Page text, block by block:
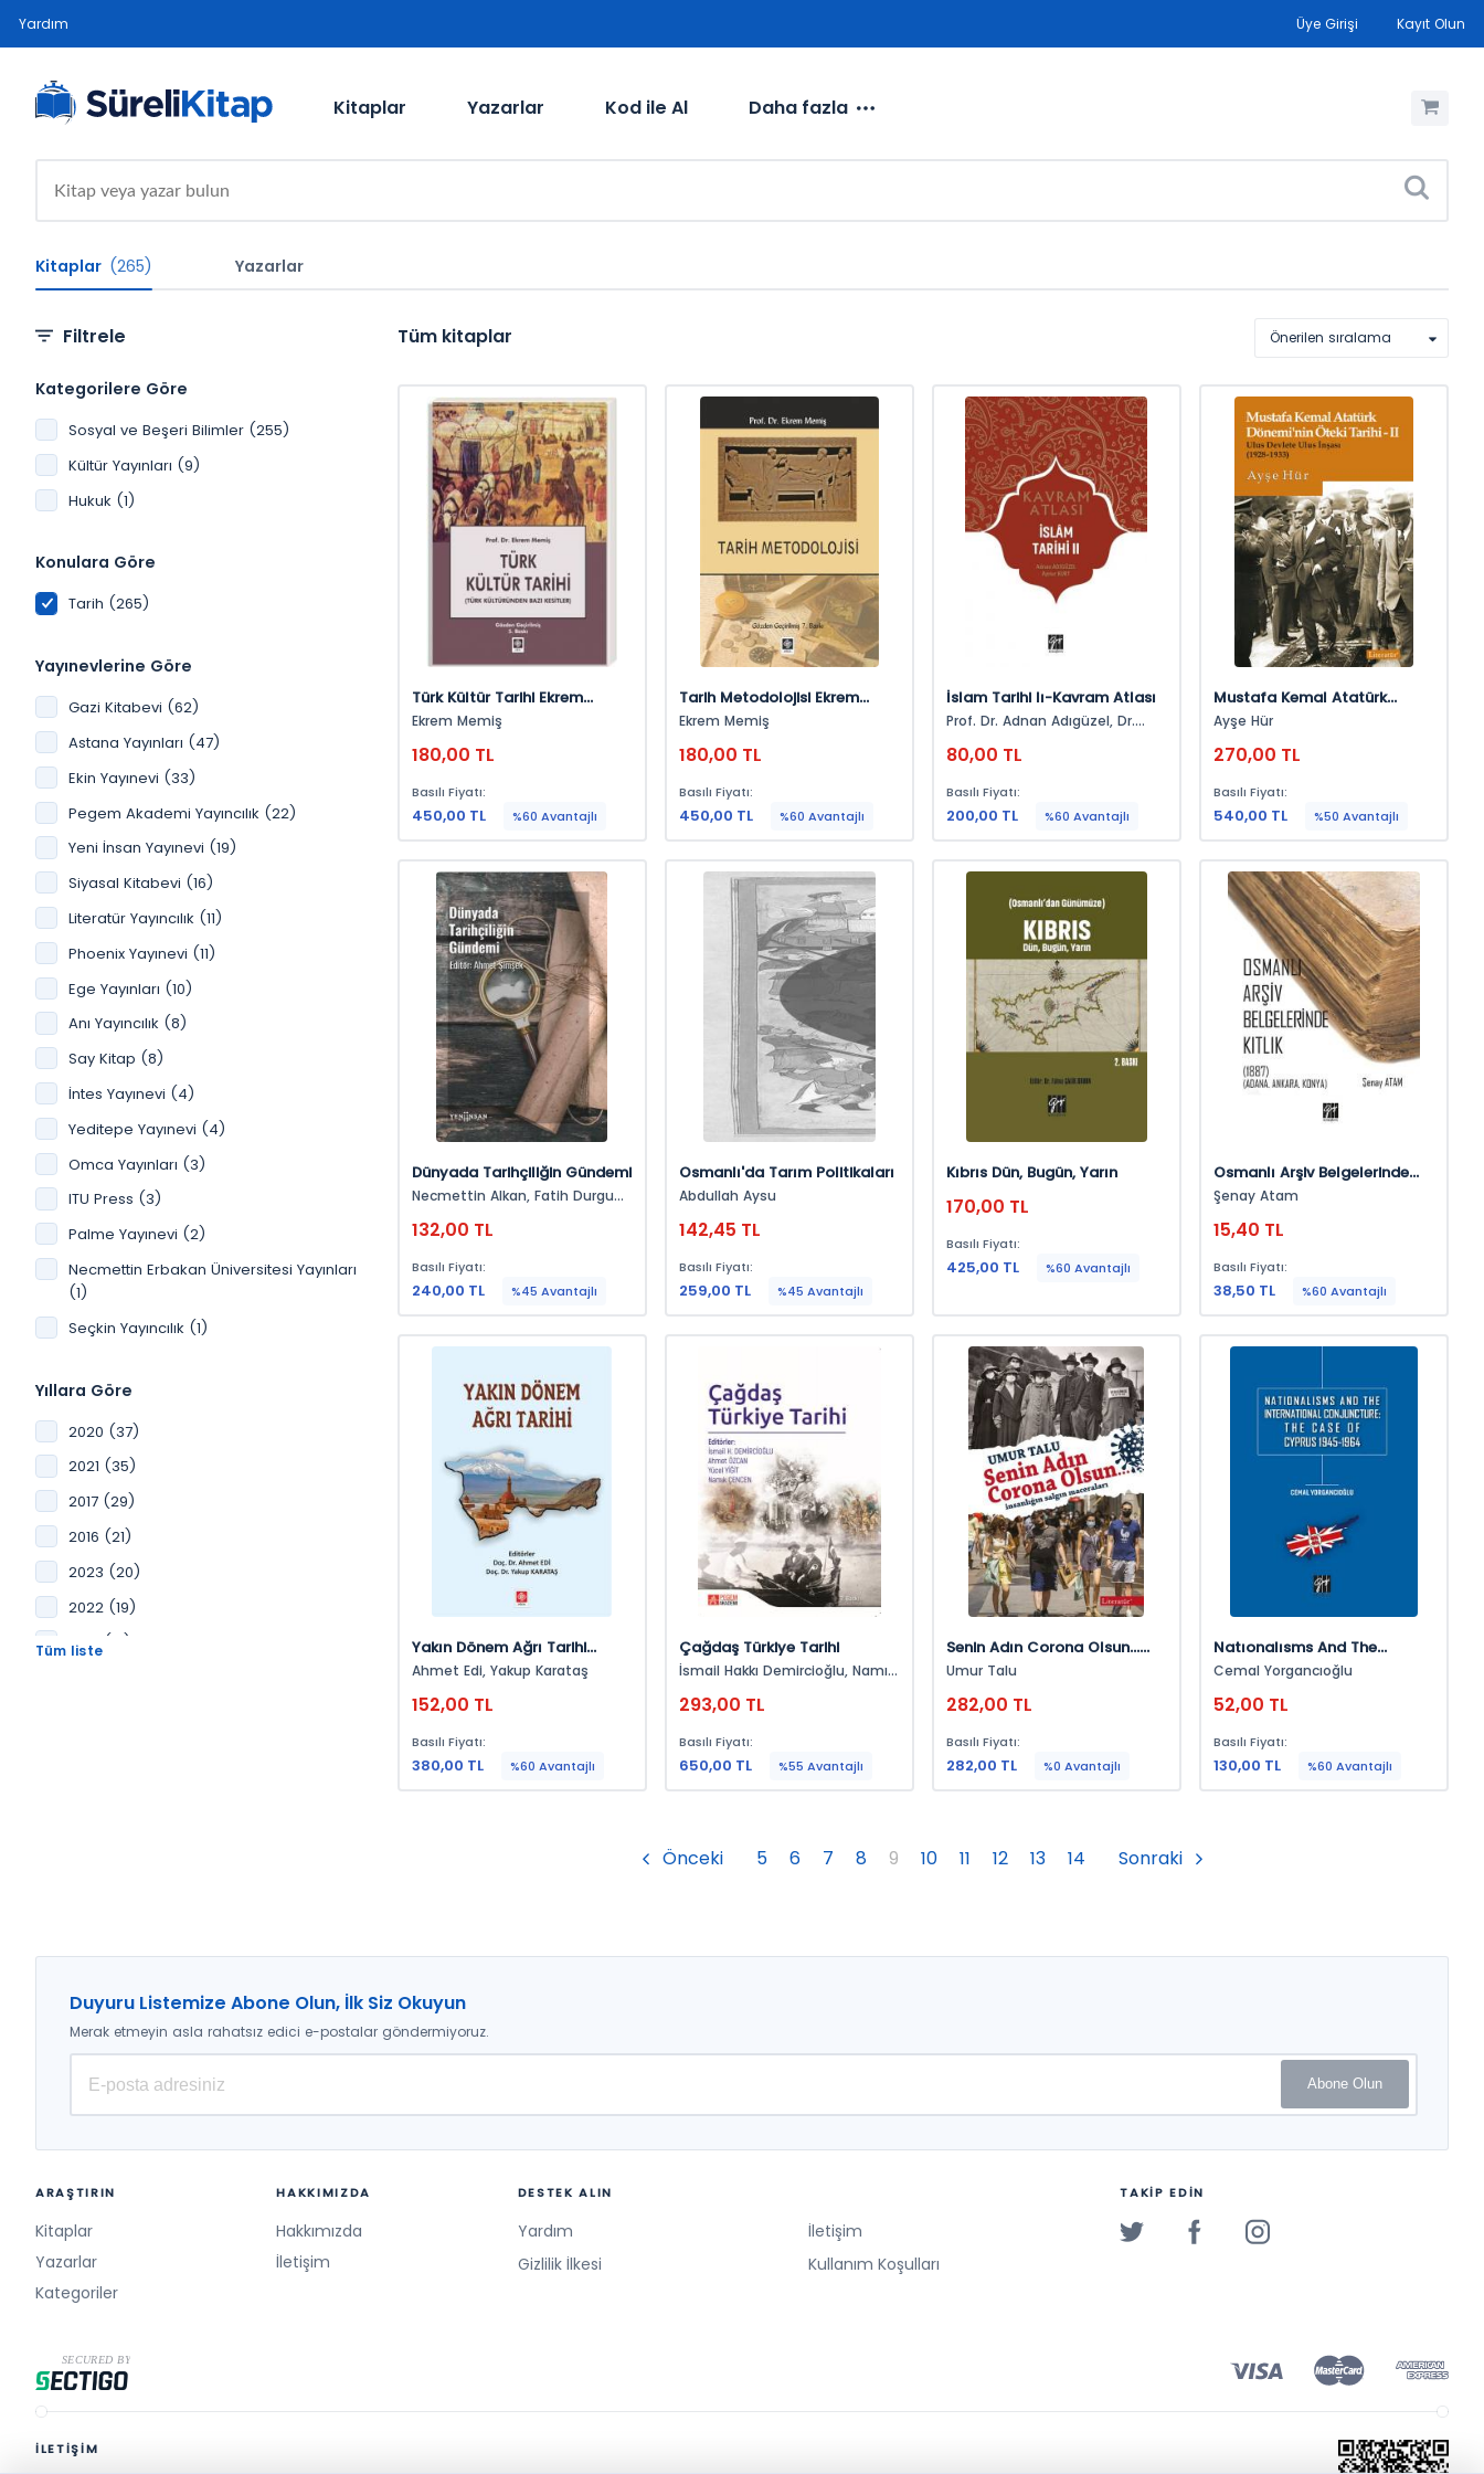
Yardım Üye Girişi Kayıt Olun
Kitaplar Yazarlar Kod ile Al Daha fazla
Kitaplar (265) Yazarlar
Filtrele
Kategorilere Göre
Sosyal ve Beşeri Bilimler (255)
Kültür Yayınları (9)
Hukuk (1)
Konulara Göre
Tarih (265)
Yayınevlerine Göre
Gazi Kitabevi (62)
Astana Yayınları (47)
Ekin Yayınevi (33)
Pegem Akademi Yayıncılık (22)
Yeni İnsan Yayınevi (19)
Siyasal Kitabevi (16)
Literatür Yayıncılık (11)
Phoenix Yayınevi (11)
Ege Yayınları (10)
Anı Yayıncılık (8)
Say Kitap (8)
İntes Yayınevi (4)
Yeditepe Yayınevi (4)
Omca Yayınları (3)
ITU Press (3)
Palme Yayınevi (2)
Necmettin Erbakan Üniversitesi Yayınları
(1)
Seçkin Yayıncılık (1)
Yıllara Göre
2020 (37)
2021 (35)
2017 (29)
2016 (21)
2023 (20)
2022 (19)
2018 (17)
2013 (4)
2009 (3)
2008 (3)
2007 (1)
Tüm kitaplar Önerilen sıralama
Türk Kültür Tarihi Ekrem
Memiş
Ekrem Memiş
180,00 TL
Basılı Fiyatı:
450,00 TL %60 Avantajlı
Tarih Metodolojisi Ekrem
Memiş
Ekrem Memiş
180,00 TL
Basılı Fiyatı:
450,00 TL %60 Avantajlı
İslam Tarihi Iı-Kavram Atlası
Prof. Dr. Adnan Adıgüzel, Dr.
80,00 TL
Basılı Fiyatı:
200,00 TL %60 Avantajlı
Mustafa Kemal Atatürk
Dönemi’nin Öteki Tarihi-Iı
Ayşe Hür
270,00 TL
Basılı Fiyatı:
540,00 TL %50 Avantajlı
Dünyada Tarihçiliğin Gündemi
Necmettin Alkan, Fatih Durgun,
Tufan Turan, Selçuk Esenbel,
Afacan, Kürşat Yıldırım, Tibet
Abak
132,00 TL
Basılı Fiyatı:
240,00 TL %45 Avantajlı
Osmanlı'da Tarım Politikaları
Abdullah Aysu
142,45 TL
Basılı Fiyatı:
259,00 TL %45 Avantajlı
Kıbrıs Dün, Bugün, Yarın
170,00 TL
Basılı Fiyatı:
425,00 TL %60 Avantajlı
Osmanlı Arşiv Belgelerinde
Kıtlık
Şenay Atam
15,40 TL
Basılı Fiyatı:
38,50 TL %60 Avantajlı
Yakın Dönem Ağrı Tarihi
Ahmet Edi Ahmet Edi, Yakup Karataş
152,00 TL
Basılı Fiyatı:
380,00 TL %60 Avantajlı
Çağdaş Türkiye Tarihi
İsmail Hakkı Demircioğlu, Namık
Çapa, Rahmi Çiçek, Yücel Yiğit,
Teoman Gül, Duygu Yılmaz,
Salim Gökçen, Mehmet Okur
293,00 TL
Basılı Fiyatı:
650,00 TL %55 Avantajlı
Senin Adın Corona Olsun…
İnsanlığın Salgın Maceraları
Umur Talu
282,00 TL
Basılı Fiyatı:
282,00 TL %0 Avantajlı
Natıonalısms And The
İnternational Conjuncture
Cemal Yorgancıoğlu
52,00 TL
Basılı Fiyatı:
130,00 TL %60 Avantajlı
Önceki 5 6 7 8 9 10 11 12 13 14 Sonraki
Duyuru Listemize Abone Olun, İlk Siz Okuyun
Merak etmeyin asla rahatsız edici e-postalar göndermiyoruz.
Abone Olun
ARAŞTIRIN
Kitaplar
Yazarlar
Kategoriler
HAKKIMIZDA
Hakkımızda
İletişim
DESTEK ALIN
Yardım
İletişim
Gizlilik İlkesi
Kullanım Koşulları
TAKİP EDİN
İLETİŞİM